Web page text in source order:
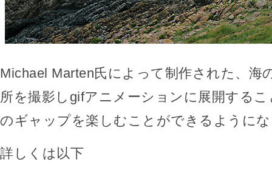
Michael Marten氏によって制作された、海
所を撮影しgifアニメーションに展開する
のギャップを楽しむことができるように
詳しくは以下